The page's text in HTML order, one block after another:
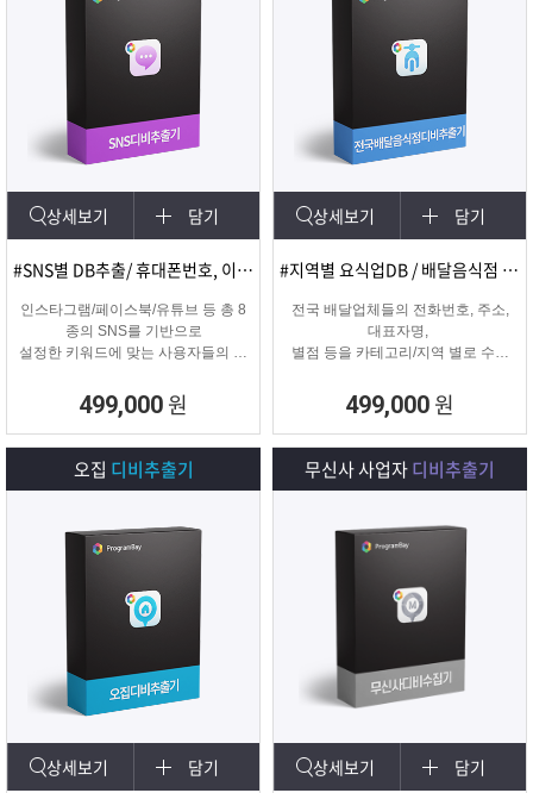
상세보기 담기
#SNS별 DB추출/ 휴대폰번호, 이메일추출
인스타그램/페이스북/유튜브 등 총 8
종의 SNS를 기반으로
설정한 키워드에 맞는 사용자들의 휴
추출하여 영업 및 마케팅에 활용 할
수 있는 프로그램입니다.
499,000 원
상세보기 담기
#지역별 요식업DB / 배달음식점 전화번호
전국 배달업체들의 전화번호, 주소,
대표자명,
별점 등을 카테고리/지역 별로 수집
타겟 마케팅용 DB를 수집해주는 프
로그램입니다.
499,000 원
오집 디비추출기
상세보기 담기
무신사 사업자디비추출기
상세보기 담기